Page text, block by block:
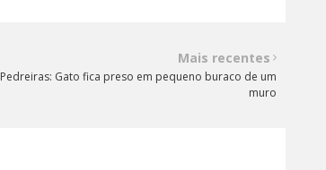
Mais recentes
Pedreiras: Gato fica preso em pequeno buraco de um
muro